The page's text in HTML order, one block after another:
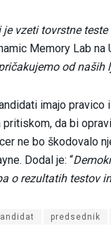
vzeti tovrstne
Memory Lab na
od naših
imajo
pritiskom, da bi
ne bo škodovalo
Dodal je: “
o rezultatih testov
predsednik